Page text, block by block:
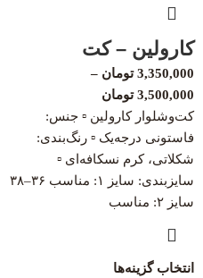
کارولین – کت
3,350,000 تومان –
3,500,000 تومان
کت‌وشلوار کارولین ▫️ جنس:
فاستونی درجه‌یک ▫️ رنگ‌بندی:
شکلاتی، کرم نسکافه‌ای ▫️
سایزبندی: سایز ۱: مناسب ۳۶–۳۸
سایز ۲: مناسب
انتخاب گزینه‌ها